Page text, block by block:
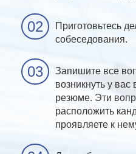
Приготовьтесь
собеседования.
Запишите все
возникнуть у
резюме. Эти
расположить
проявляете к